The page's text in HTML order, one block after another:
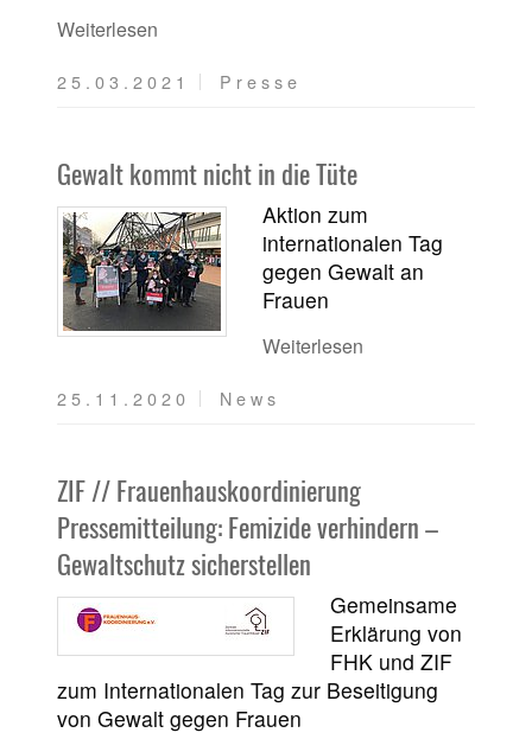
Weiterlesen
25.03.2021 Presse
Gewalt kommt nicht in die Tüte
Aktion zum
internationalen Tag
gegen Gewalt an
Frauen
Weiterlesen
25.11.2020 News
ZIF // Frauenhauskoordinierung
Pressemitteilung: Femizide verhindern –
Gewaltschutz sicherstellen
Gemeinsame
Erklärung von
FHK und ZIF
zum Internationalen Tag zur Beseitigung
von Gewalt gegen Frauen